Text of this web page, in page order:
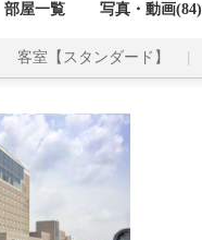
部屋一覧 写真・動画(84)
客室【スタンダード】